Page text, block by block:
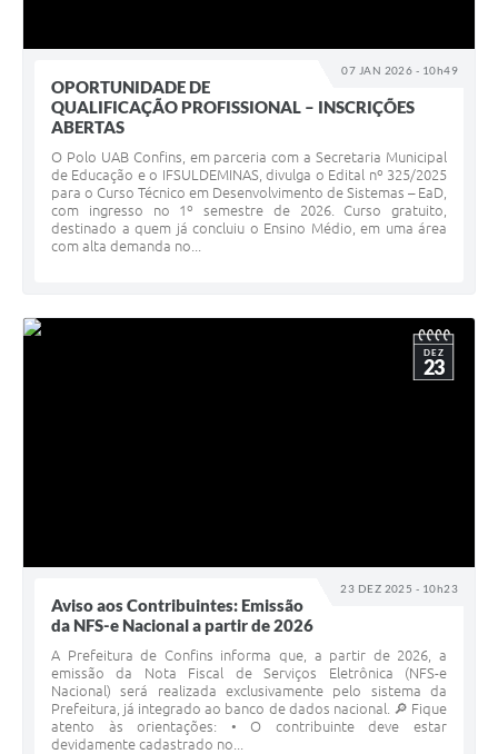
07 JAN 2026 - 10h49
OPORTUNIDADE DE
QUALIFICAÇÃO PROFISSIONAL – INSCRIÇÕES
ABERTAS
O Polo UAB Confins, em parceria com a Secretaria Municipal
de Educação e o IFSULDEMINAS, divulga o Edital nº 325/2025
para o Curso Técnico em Desenvolvimento de Sistemas – EaD,
com ingresso no 1º semestre de 2026. Curso gratuito,
destinado a quem já concluiu o Ensino Médio, em uma área
com alta demanda no...
23 DEZ 2025 - 10h23
DEZ
23
Aviso aos Contribuintes: Emissão
da NFS-e Nacional a partir de 2026
A Prefeitura de Confins informa que, a partir de 2026, a
emissão da Nota Fiscal de Serviços Eletrônica (NFS-e
Nacional) será realizada exclusivamente pelo sistema da
Prefeitura, já integrado ao banco de dados nacional. 🔎 Fique
atento às orientações: • O contribuinte deve estar
devidamente cadastrado no...